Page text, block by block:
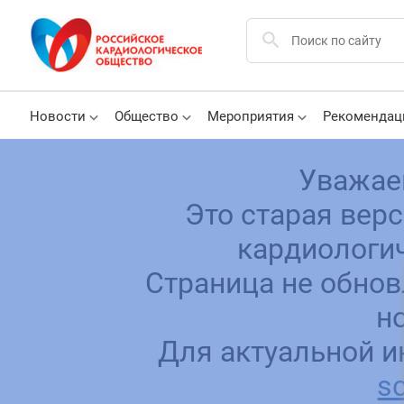
Новости Общество Мероприятия
Это старая
Страница не
Для актуальной